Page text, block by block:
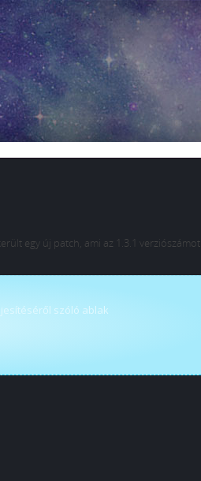
egy új patch, ami az 1.3.1 verziószámot
szóló ablak